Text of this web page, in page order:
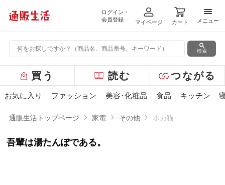
ログイン・
会員登録
マイページ カート
メニ
メニュー
検索
ー
バ
ュ
買う 読む つながる
お気に入り ファッション 美容･化粧品 食品 キッチン
通販生活トップページ 家電 その他 ホカ猫
吾輩は湯たんぽである。